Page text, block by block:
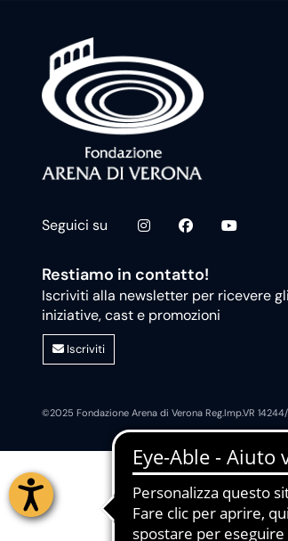
Seguici su
Restiamo in contatto!
Iscriviti alla newsletter per ricevere
iniziative, cast e promozioni
Iscriviti
©2025 Fondazione Arena di Verona Reg.Imp.VR